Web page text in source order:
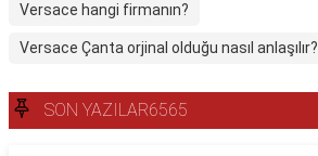
Versace hangi firmanın?
Versace Çanta orjinal olduğu nasıl anlaşılır?
SON YAZILAR6565